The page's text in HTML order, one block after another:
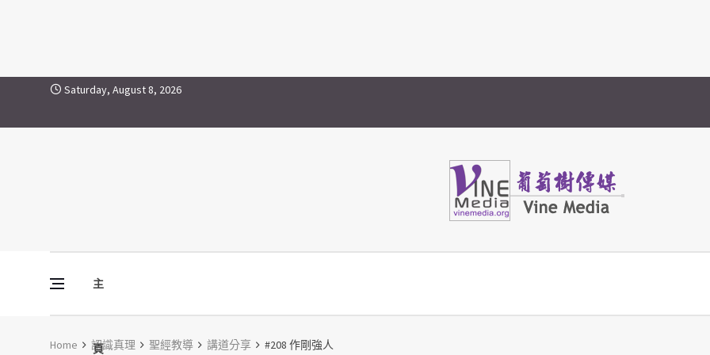
Skip to contentSaturday, August 8, 2026
主
頁
Vine Media
葡萄樹傳媒
Home 認識真理 聖經教導 講道分享 #208 作剛強人